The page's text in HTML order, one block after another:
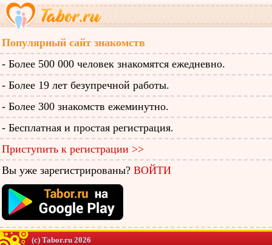
Популярный сайт знакомств
- Более 500 000 человек знакомятся ежедневно.
- Более 19 лет безупречной работы.
- Более 300 знакомств ежеминутно.
- Бесплатная и простая регистрация.
Приступить к регистрации >>
Вы уже зарегистрированы? ВОЙТИ
(c) Tabor.ru 2026